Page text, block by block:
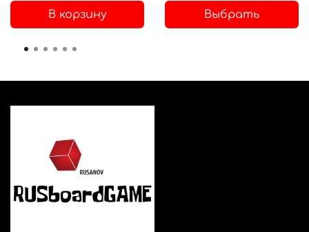
В корзину Выбрать